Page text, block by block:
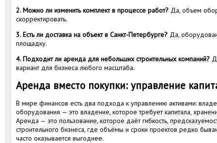
2. Можно ли изменить комплект в процессе работ? Да, объем
скорректировать.
3. Есть ли доставка на объект в Санкт-Петербурге? Да,
площадку.
4. Подходит ли аренда для небольших строительных компаний?
вариант для бизнеса любого масштаба.
Аренда вместо покупки: управление
В мире финансов есть два подхода к управлению активами:
оборудования — это владение, которое требует капитала,
Аренда — это пользование, которое даёт гибкость,
строительного бизнеса, где объёмы и сроки проектов редко
часто оказывается выгоднее.